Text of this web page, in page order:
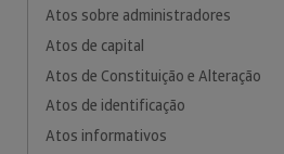
Atos sobre administradores
Atos de capital
Atos de Constituição e Alteração
Atos de identificação
Atos informativos